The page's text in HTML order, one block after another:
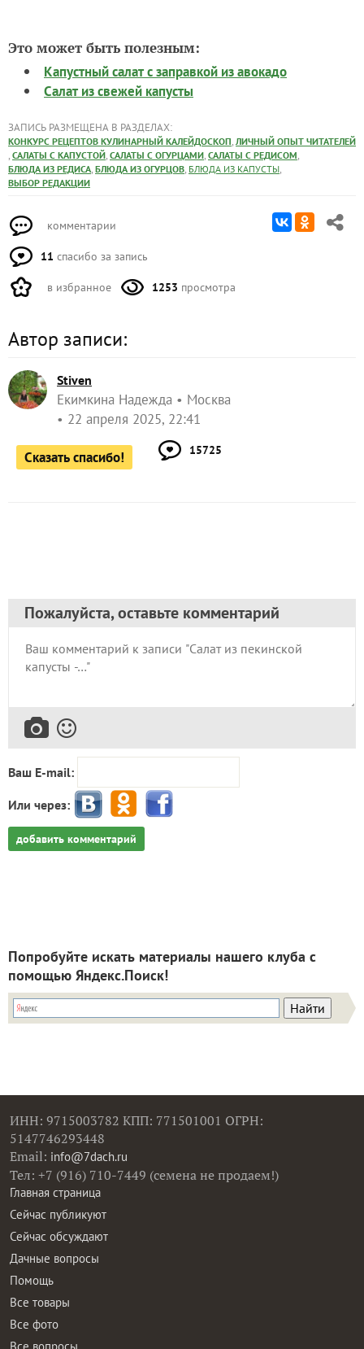
Это может быть полезным:
Капустный салат с заправкой из авокадо
Салат из свежей капусты
ЗАПИСЬ РАЗМЕЩЕНА В РАЗДЕЛАХ:
КОНКУРС РЕЦЕПТОВ КУЛИНАРНЫЙ КАЛЕЙДОСКОП, ЛИЧНЫЙ ОПЫТ ЧИТАТЕЛЕЙ
, САЛАТЫ С КАПУСТОЙ, САЛАТЫ С ОГУРЦАМИ, САЛАТЫ С РЕДИСОМ,
БЛЮДА ИЗ РЕДИСА, БЛЮДА ИЗ ОГУРЦОВ, БЛЮДА ИЗ КАПУСТЫ,
ВЫБОР РЕДАКЦИИ
комментарии
11 спасибо за запись
в избранное 1253 просмотра
Автор записи:
Stiven
Екимкина Надежда
Москва
22 апреля 2025, 22:41
Сказать спасибо! 15725
Пожалуйста, оставьте комментарий
Ваш E-mail:
Или через:
добавить комментарий
Попробуйте искать материалы нашего клуба с
помощью Яндекс.Поиск!
ИНН: 9715003782 КПП: 771501001 ОГРН:
5147746293448
Email: info@7dach.ru
Тел: +7 (916) 710-7449 (семена не продаем!)
Главная страница
Сейчас публикуют
Сейчас обсуждают
Дачные вопросы
Помощь
Все товары
Все фото